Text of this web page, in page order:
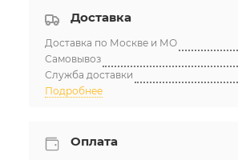
Доставка
Доставка по Москве и МО
Самовывоз
Служба доставки
Подробнее
Оплата